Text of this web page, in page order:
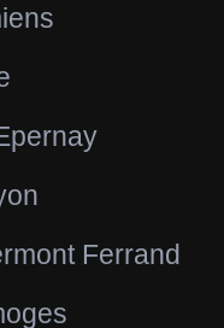
Ferrand